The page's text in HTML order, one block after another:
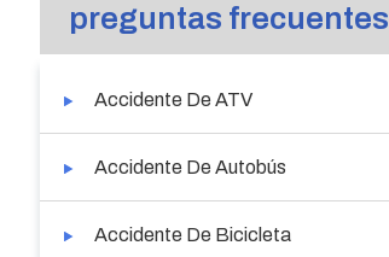
preguntas frecuentes
Accidente De ATV
Accidente De Autobús
Accidente De Bicicleta